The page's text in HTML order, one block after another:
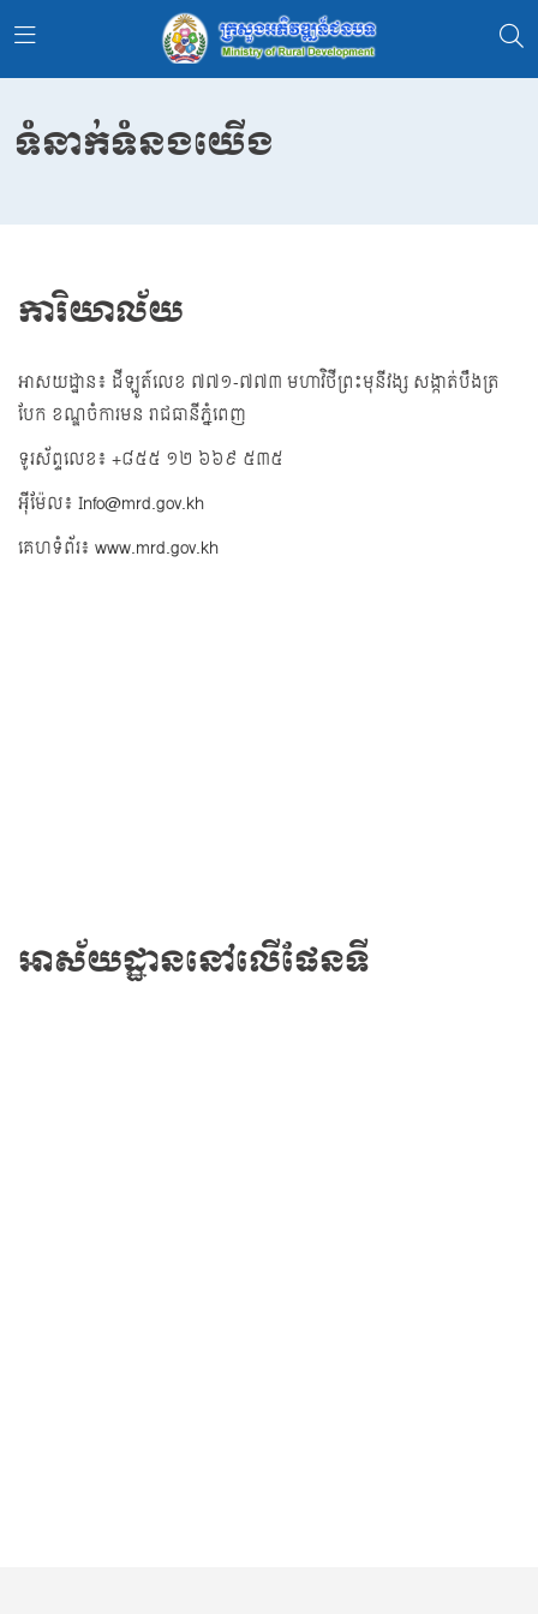
ទំនាក់ទំនងយើង
ការិយាល័យ
អាសយដ្ឋាន៖ ដីឡូត៍លេខ ៧៧១-៧៧៣ មហាវិថីព្រះមុនីវង្ស សង្កាត់បឹងត្រ
បែក ខណ្ឌចំការមន រាជធានីភ្នំពេញ
ទូរស័ព្ទលេខ៖ +៨៥៥ ១២ ៦៦៩ ៥៣៥
អុីម៉ែល៖ Info@mrd.gov.kh
គេហទំព័រ៖ www.mrd.gov.kh
អាស័យដ្ឋាននៅលើផែនទី